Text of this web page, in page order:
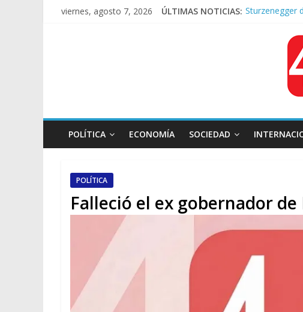
viernes, agosto 7, 2026 ÚLTIMAS NOTICIAS: Sturzenegger
Tormentas
Los
Represión
POLÍTICA ECONOMÍA SOCIEDAD
POLÍTICA
Falleció el ex gobernador